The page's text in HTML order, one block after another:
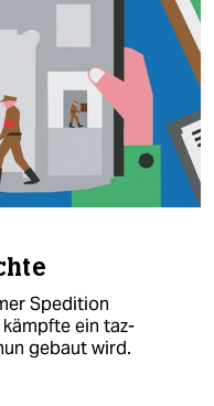
Spedition
ein taz-
gebaut wird.